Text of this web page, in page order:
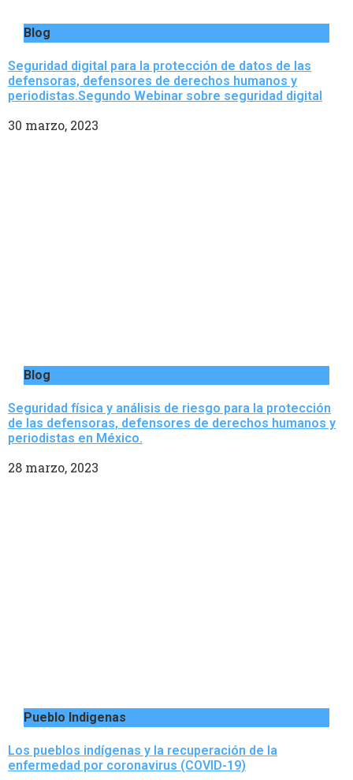
Blog
Seguridad digital para la protección de datos de las
defensoras, defensores de derechos humanos y
periodistas.Segundo Webinar sobre seguridad digital
30 marzo, 2023
Blog
Seguridad física y análisis de riesgo para la protección
de las defensoras, defensores de derechos humanos y
periodistas en México.
28 marzo, 2023
Pueblo Indigenas
Los pueblos indígenas y la recuperación de la
enfermedad por coronavirus (COVID-19)